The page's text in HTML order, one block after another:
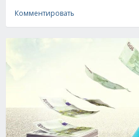
Комментировать